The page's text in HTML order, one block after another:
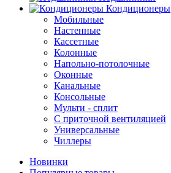
Кондиционеры
Мобильные
Настенные
Кассетные
Колонные
Напольно-потолочные
Оконные
Канальные
Консольные
Мульти - сплит
С приточной вентиляцией
Универсальные
Чиллеры
Новинки